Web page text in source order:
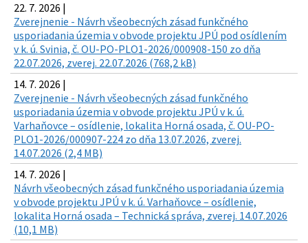
22. 7. 2026 |
Zverejnenie - Návrh všeobecných zásad funkčného
usporiadania územia v obvode projektu JPÚ pod osídlením
v k. ú. Svinia, č. OU-PO-PLO1-2026/000908-150 zo dňa
22.07.2026, zverej. 22.07.2026 (768,2 kB)
14. 7. 2026 |
Zverejnenie - Návrh všeobecných zásad funkčného
usporiadania územia v obvode projektu JPÚ v k. ú.
Varhaňovce – osídlenie, lokalita Horná osada, č. OU-PO-
PLO1-2026/000907-224 zo dňa 13.07.2026, zverej.
14.07.2026 (2,4 MB)
14. 7. 2026 |
Návrh všeobecných zásad funkčného usporiadania územia
v obvode projektu JPÚ v k. ú. Varhaňovce – osídlenie,
lokalita Horná osada – Technická správa, zverej. 14.07.2026
(10,1 MB)